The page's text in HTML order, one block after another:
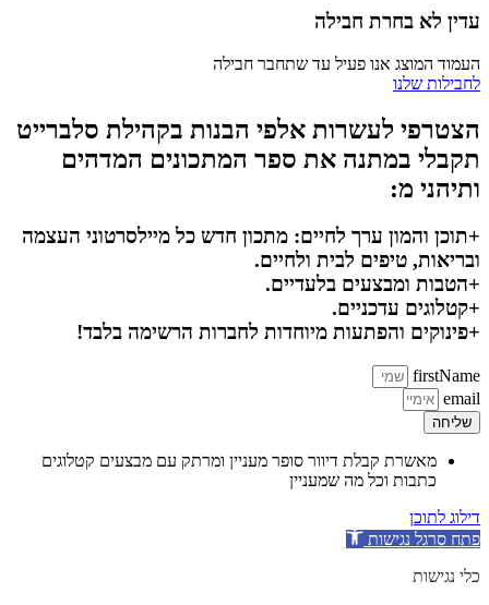
עדין לא בחרת חבילה
העמוד המוצג אנו פעיל עד שתחבר חבילה
לחבילות שלנו
הצטרפי לעשרות אלפי הבנות בקהילת סלברייט
תקבלי במתנה את ספר המתכונים המדהים
ותיהני מ:
+תוכן והמון ערך לחיים: מתכון חדש כל מיילסרטוני העצמה
ובריאות, טיפים לבית ולחיים.
+הטבות ומבצעים בלעדיים.
+קטלוגים עדכניים.
+פינוקים והפתעות מיוחדות לחברות הרשימה בלבד!
firstName
email
שליחה
מאשרת קבלת דיוור סופר מעניין ומרתק עם מבצעים קטלוגים
כתבות וכל מה שמעניין
דילוג לתוכן
פתח סרגל נגישות
כלי נגישות